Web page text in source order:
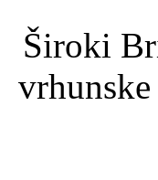
Široki